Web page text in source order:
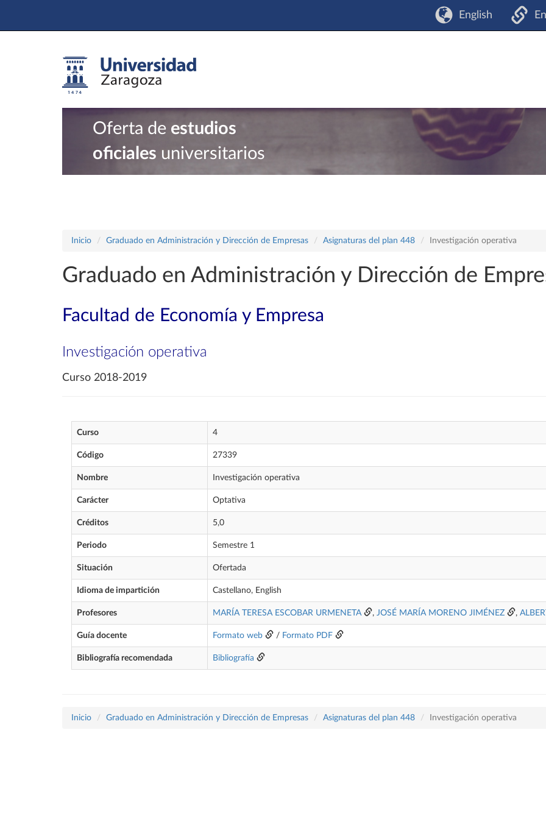
English
Oferta de estudios
oficiales universitarios
Inicio Graduado en Administración y Dirección de Empresas Asignaturas del plan 448 Investigación operativa
Graduado en Administración y Dirección de
Facultad de Economía y Empresa
Investigación operativa
Curso 2018-2019
Curso 4
Código 27339
Nombre Investigación operativa
Carácter Optativa
Créditos 5,0
Periodo Semestre 1
Situación Ofertada
Idioma de impartición Castellano, English
Profesores MARÍA TERESA ESCOBAR URMENETA , JOSÉ MARÍA MORENO JIMÉNEZ ,
Guía docente Formato web / Formato PDF
Bibliografía recomendada Bibliografía
Inicio Graduado en Administración y Dirección de Empresas Asignaturas del plan 448 Investigación operativa